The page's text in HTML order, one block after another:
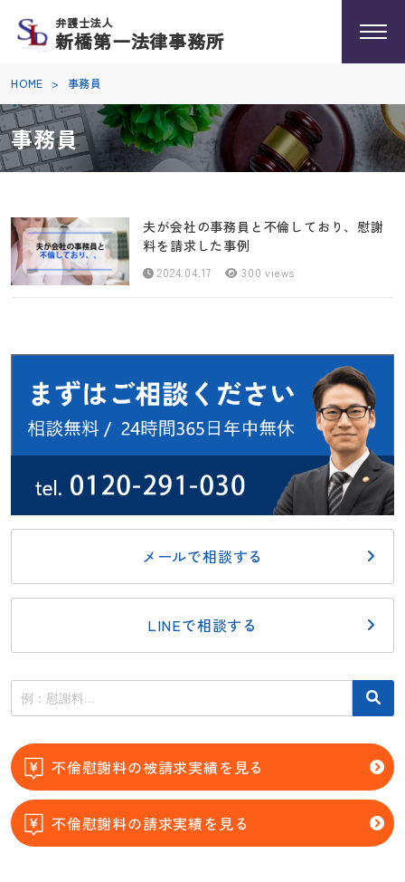
弁護士法人
新橋第一法律事務所
HOME > 事務員
事務員
夫が会社の事務員と不倫しており、慰謝
料を請求した事例
2024.04.17 300 views
メールで相談する
LINEで相談する
不倫慰謝料の被請求実績を見る
不倫慰謝料の請求実績を見る